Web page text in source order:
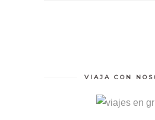
VIAJA CON